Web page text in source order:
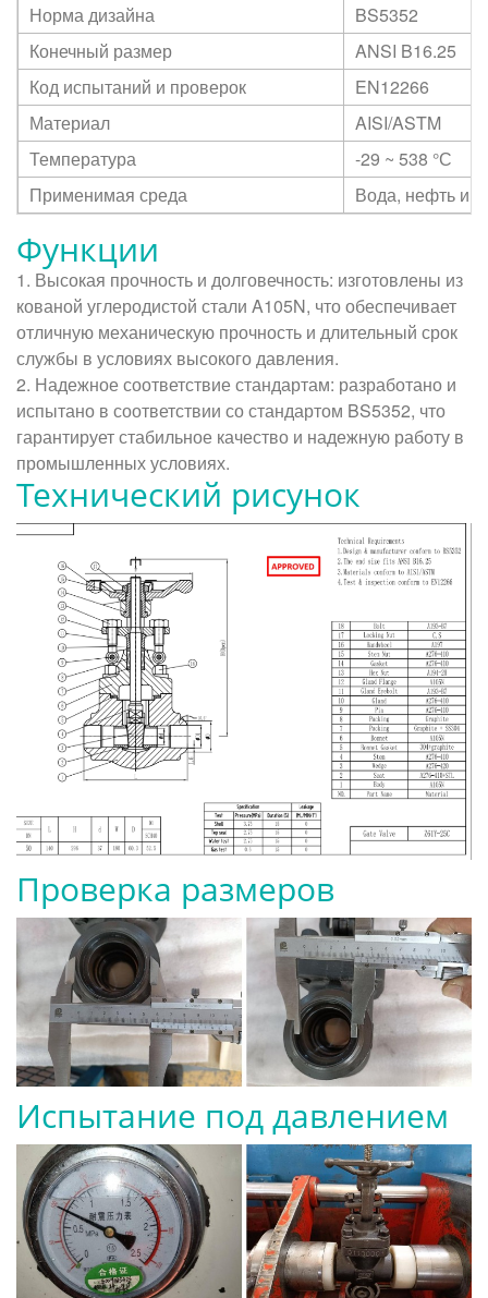
Норма дизайна
BS5352
Конечный размер
ANSI B16.25
Код испытаний и проверок
EN12266
Материал
AISI/ASTM
Температура
-29 ~ 538 °С
Применимая среда
Вода, нефть и
Функции
1. Высокая прочность и долговечность: изготовлены из
кованой углеродистой стали A105N, что обеспечивает
отличную механическую прочность и длительный срок
службы в условиях высокого давления.
2. Надежное соответствие стандартам: разработано и
испытано в соответствии со стандартом BS5352, что
гарантирует стабильное качество и надежную работу в
промышленных условиях.
Технический рисунок
Проверка размеров
Испытание под давлением